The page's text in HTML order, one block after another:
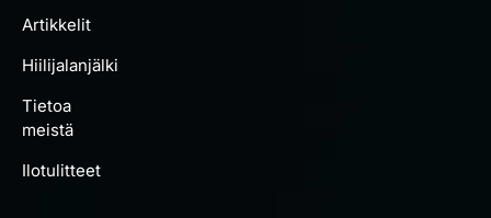
Artikkelit
Hiilijalanjälki
Tietoa
meistä
Ilotulitteet